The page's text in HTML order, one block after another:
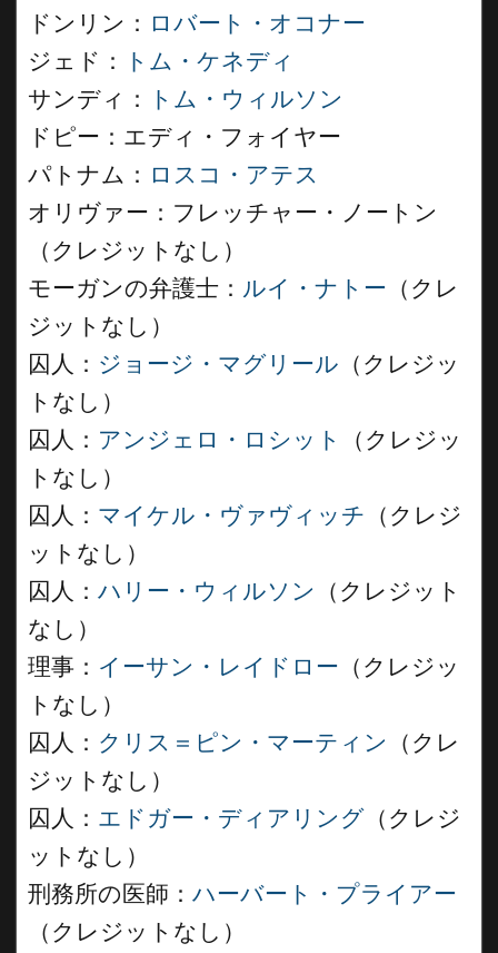
ドンリン： ロバート・オコナー
ジェド：
トム・ケネディ
サンディ：
トム・ウィルソン
ドピー：エディ・フォイヤー
パトナム： ロスコ・アテス
オリヴァー：フレッチャー・ノートン
（クレジットなし）
モーガンの弁護士： ルイ・ナトー （クレ
ジットなし）
囚人： ジョージ・マグリール （クレジッ
トなし）
囚人： アンジェロ・ロシット
（クレジッ
トなし）
囚人： マイケル・ヴァヴィッチ （クレジ
ットなし）
囚人： ハリー・ウィルソン
（クレジット
なし）
理事： イーサン・レイドロー （クレジッ
トなし）
囚人： クリス＝ピン・マーティン
（クレ
ジットなし）
囚人： エドガー・ディアリング （クレジ
ットなし）
刑務所の医師： ハーバート・プライアー
（クレジットなし）